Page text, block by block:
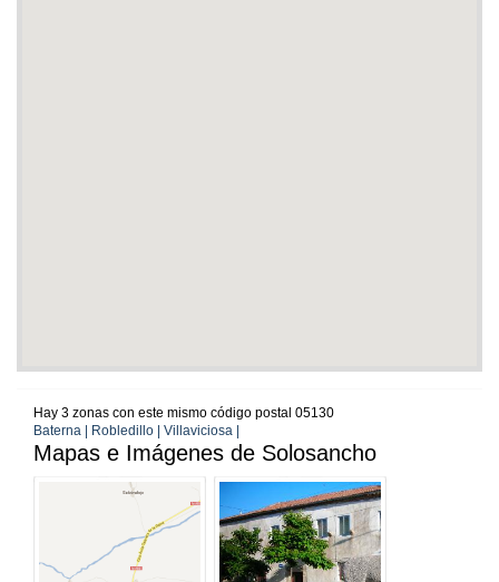
Hay 3 zonas con este mismo código postal 05130
Baterna | Robledillo | Villaviciosa |
Mapas e Imágenes de Solosancho